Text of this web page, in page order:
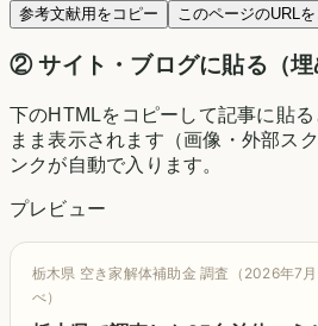
参考文献用をコピー このページのURL
② サイト・ブログに貼る（埋
下のHTMLをコピーして記事に貼
まま表示されます（画像・外部ス
ンクが自動で入ります。
プレビュー
栃木県 空き家解体補助金 調査（2026年7
べ）